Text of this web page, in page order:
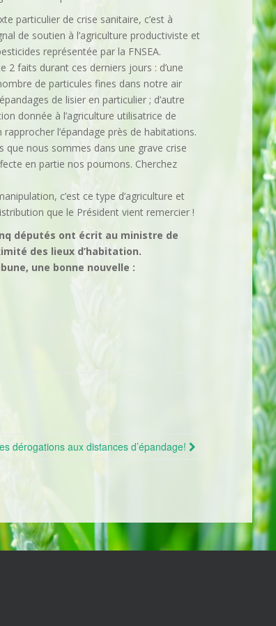
particulier de crise sanitaire, c’est à
de soutien à l’agriculture productiviste et
représentée par la FNSEA.
2 faits durant ces derniers jours : d’une
de particules fines dans notre air
de lisier en particulier ; d’autre
donnée à l’agriculture utilisatrice de
rapprocher l’épandage près de habitations.
que nous sommes dans une grave crise
en partie nos poumons. Cherchez
c’est ce type d’agriculture et
que le Président vient remercier !
députés ont écrit au ministre de
des lieux d’habitation.
une bonne nouvelle :
dérogations aux distances d’épandage!